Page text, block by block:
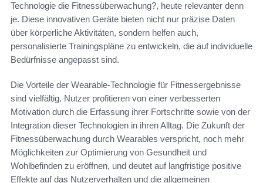
Technologie die Fitnessüberwachung?, heute relevanter denn
je. Diese innovativen Geräte bieten nicht nur präzise Daten
über körperliche Aktivitäten, sondern helfen auch,
personalisierte Trainingspläne zu entwickeln, die auf individuelle
Bedürfnisse angepasst sind.
Die Vorteile der Wearable-Technologie für Fitnessergebnisse
sind vielfältig. Nutzer profitieren von einer verbesserten
Motivation durch die Erfassung ihrer Fortschritte sowie von der
Integration dieser Technologien in ihren Alltag. Die Zukunft der
Fitnessüberwachung durch Wearables verspricht, noch mehr
Möglichkeiten zur Optimierung von Gesundheit und
Wohlbefinden zu eröffnen, und deutet auf langfristige positive
Effekte auf das Nutzerverhalten und die allgemeinen